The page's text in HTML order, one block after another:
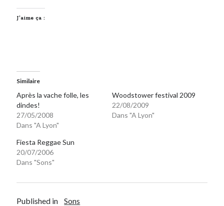
J’aime ça :
Similaire
Après la vache folle, les
dindes!
27/05/2008
Dans "A Lyon"
Woodstower festival 2009
22/08/2009
Dans "A Lyon"
Fiesta Reggae Sun
20/07/2006
Dans "Sons"
Published in Sons